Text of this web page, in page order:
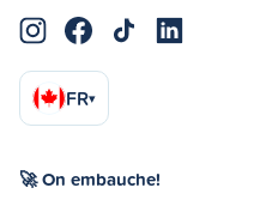
FR▾
🚀 On embauche!